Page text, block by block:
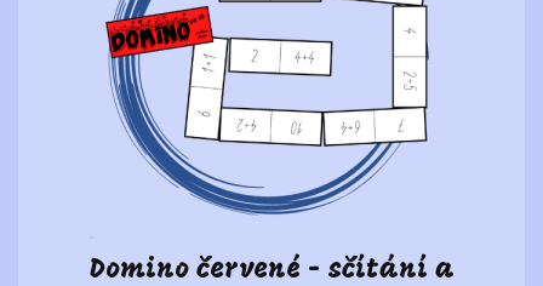
Domino červené - sčítání a